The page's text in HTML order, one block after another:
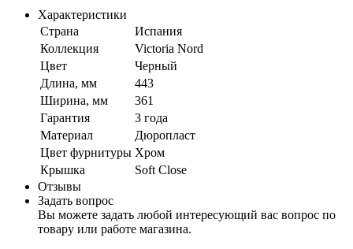
Характеристики
Страна
Испания
Коллекция
Victoria Nord
Цвет
Черный
Длина, мм
443
Ширина, мм
361
Гарантия
3 года
Материал
Дюропласт
Цвет фурнитуры Хром
Крышка
Soft Close
Отзывы
Задать вопрос
Вы можете задать любой интересующий вас вопрос по
товару или работе магазина.